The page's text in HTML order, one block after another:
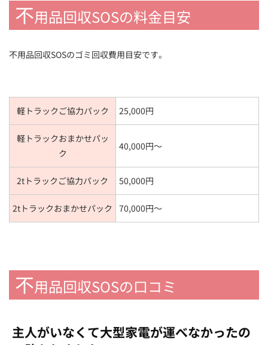
不用品回収SOSの料金目安
不用品回収SOSのゴミ回収費用目安です。
軽トラックご協力パック 25,000円
軽トラックおまかせパッ
ク
40,000円～
2tトラックご協力パック 50,000円
2tトラックおまかせパック 70,000円～
不用品回収SOSの口コミ
主人がいなくて大型家電が運べなかったの